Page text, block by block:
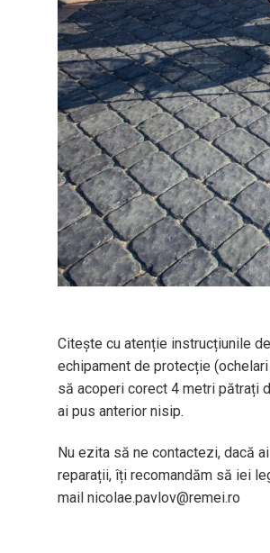
Citește cu atenție instrucțiunile
echipament de protecție
să acoperi corect 4 metri pătrați
ai pus anterior nisip.
Nu ezita să ne contactezi, dacă
reparații, îți recomandăm să iei
mail nicolae.pavlov@remei.ro